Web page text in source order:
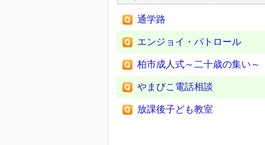
通学路
エンジョイ・パトロール
柏市成人式～二十歳の集い～
やまびこ電話相談
放課後子ども教室